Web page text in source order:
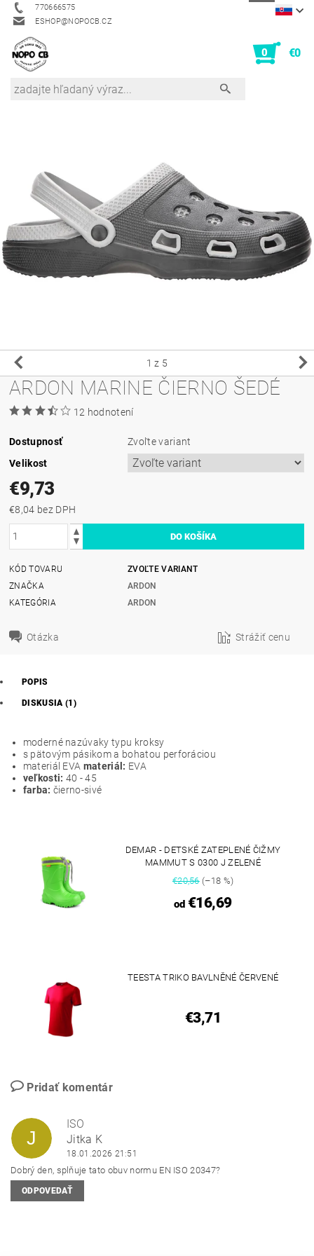
770666575
ESHOP@NOPOCB.CZ
0 €0
1 z 5
ARDON MARINE ČIERNO ŠEDÉ
12 hodnotení
Dostupnosť
Zvoľte variant
Velikost
€9,73
€8,04 bez DPH
KÓD TOVARU
ZVOĽTE VARIANT
ZNAČKA
ARDON
KATEGÓRIA
ARDON
Otázka Strážiť cenu
POPIS
DISKUSIA (1)
moderné nazúvaky typu kroksy
s pätovým pásikom a bohatou perforáciou
materiál EVA materiál: EVA
veľkosti: 40 - 45
farba: čierno-sivé
DEMAR - DETSKÉ ZATEPLENÉ ČIŽMY
MAMMUT S 0300 J ZELENÉ
€20,56(–18 %)
od€16,69
TEESTA TRIKO BAVLNĚNÉ ČERVENÉ
€3,71
Pridať komentár
J
ISO
Jitka K
18.01.2026 21:51
Dobrý den, splňuje tato obuv normu EN ISO 20347?
ODPOVEDAŤ